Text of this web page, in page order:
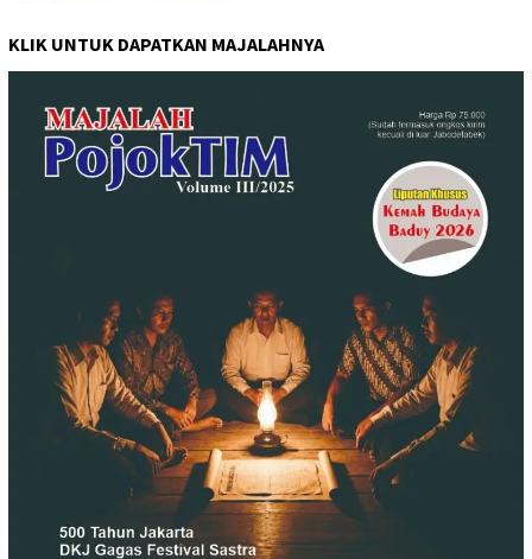
KLIK UNTUK DAPATKAN MAJALAHNYA